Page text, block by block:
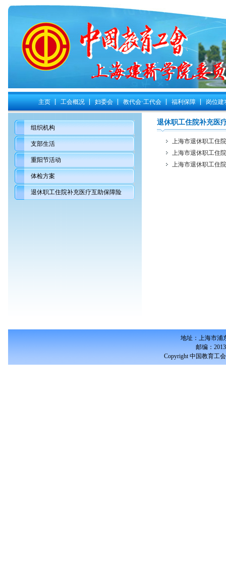
主页 工会概况 妇委会 教代会·工代会 福利保障 岗位建
组织机构
支部生活
重阳节活动
体检方案
退休职工住院补充医疗互助保障险
退休职工住院补充医
上海市退休职工住
上海市退休职工住
上海市退休职工住
地址：上海市浦
邮编：
Copyright 中国教育工